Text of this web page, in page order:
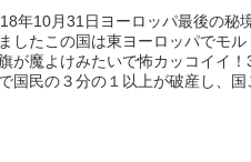
年10月31日ヨーロッパ最後の秘
したこの国は東ヨーロッパでモ
が魔よけみたいで怖カッコイイ
国民の３分の１以上が破産し、国